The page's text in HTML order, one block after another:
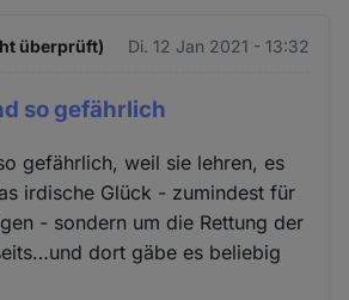
überprüft) Di. 12 Jan 2021 - 13:32
so gefährlich
gefährlich, weil sie lehren, es
irdische Glück - zumindest für
- sondern um die Rettung der
dort gäbe es beliebig